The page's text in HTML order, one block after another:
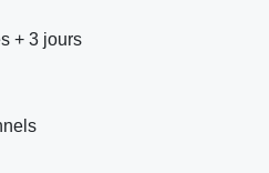
+ 3 jours